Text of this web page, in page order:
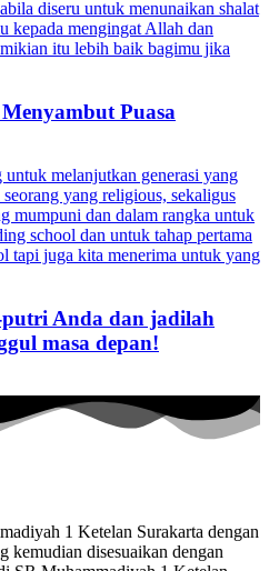
Puasa
Anda dan jadilah
masa depan!
1 Ketelan Surakarta dengan
kemudian disesuaikan dengan